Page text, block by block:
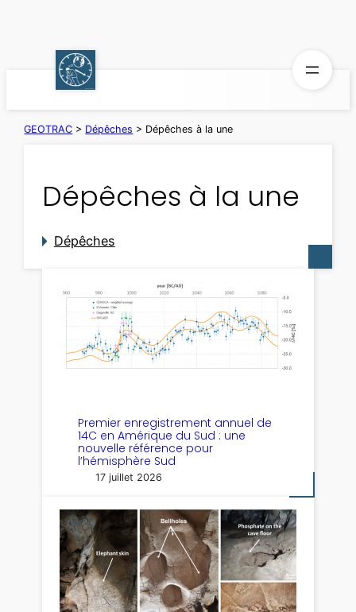
GEOTRAC > Dépêches > Dépêches à la une
Dépêches à la une
Dépêches
Premier enregistrement annuel de
14C en Amérique du Sud : une
nouvelle référence pour
l’hémisphère Sud
17 juillet 2026